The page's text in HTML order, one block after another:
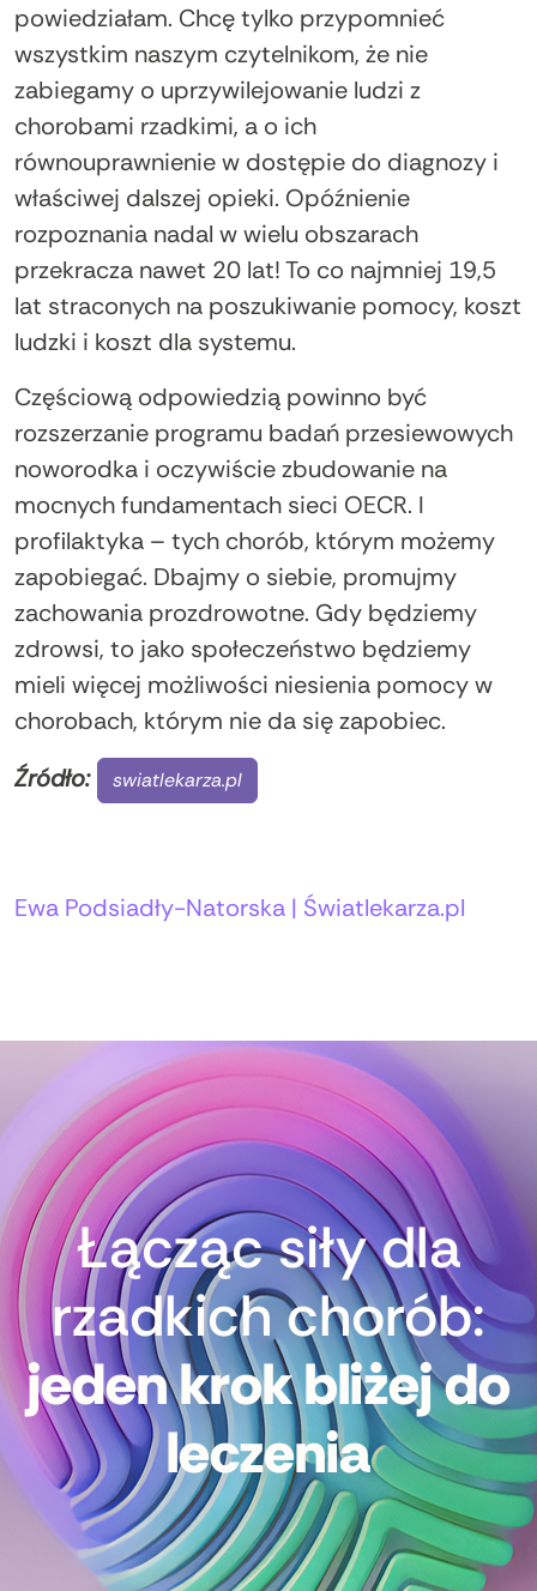
powiedziałam. Chcę tylko przypomnieć
wszystkim naszym czytelnikom, że nie
zabiegamy o uprzywilejowanie ludzi z
chorobami rzadkimi, a o ich
równouprawnienie w dostępie do diagnozy i
właściwej dalszej opieki. Opóźnienie
rozpoznania nadal w wielu obszarach
przekracza nawet 20 lat! To co najmniej 19,5
lat straconych na poszukiwanie pomocy, koszt
ludzki i koszt dla systemu.
Częściową odpowiedzią powinno być
rozszerzanie programu badań przesiewowych
noworodka i oczywiście zbudowanie na
mocnych fundamentach sieci OECR. I
profilaktyka – tych chorób, którym możemy
zapobiegać. Dbajmy o siebie, promujmy
zachowania prozdrowotne. Gdy będziemy
zdrowsi, to jako społeczeństwo będziemy
mieli więcej możliwości niesienia pomocy w
chorobach, którym nie da się zapobiec.
Źródło:
swiatlekarza.pl
Autorzy:
Ewa Podsiadły-Natorska | Światlekarza.pl
Łącząc siły dla
rzadkich chorób:
jeden krok bliżej do
leczenia